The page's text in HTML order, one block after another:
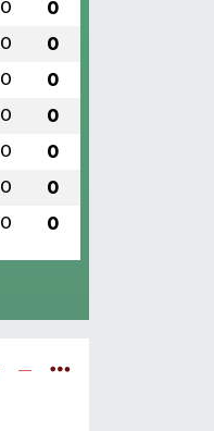
0 0
0 0
0 0
0 0
0 0
0 0
0 0